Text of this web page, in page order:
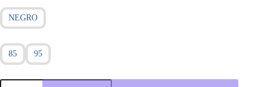
NEGRO
85 95
ART.TI846